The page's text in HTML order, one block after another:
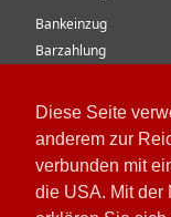
Diese Seite
anderem zur
verbunden mit
die USA. Mit der
Bankeinzug
Barzahlung
EC-Karte
Kreditkarte
Rechnung
Paypal